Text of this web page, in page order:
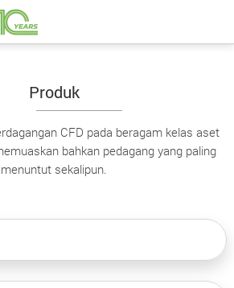
Produk
CFD pada beragam kelas aset
bahkan pedagang yang paling
menuntut sekalipun.